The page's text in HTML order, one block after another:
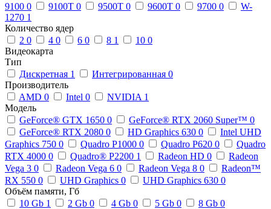
9100 0 9100T 0 9500T 0 9600T 0 9700 0
W-
1270 1
Количество ядер
2 0 4 0 6 0 8 1 10 0
Видеокарта
Тип
Дискретная 1 Интегрированная 0
Производитель
AMD 0 Intel 0 NVIDIA 1
Модель
GeForce® GTX 1650 0 GeForce® RTX 2060 Super™ 0
GeForce® RTX 2080 0 HD Graphics 630 0
Intel UHD
Graphics 750 0 Quadro P1000 0 Quadro P620 0
Quadro
RTX 4000 0 Quadro® P2200 1 Radeon HD 0
Radeon
Vega 3 0 Radeon Vega 6 0 Radeon Vega 8 0
Radeon™
RX 550 0 UHD Graphics 0 UHD Graphics 630 0
Объём памяти, Гб
10 Gb 1 2 Gb 0 4 Gb 0 5 Gb 0 8 Gb 0